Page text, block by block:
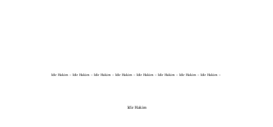
Idir Hakim – Idir Hakim – Idir Hakim – Idir Hakim – Idir Hakim – Idir Hakim – Idir Hakim – Idir Hakim –
Idir Hakim